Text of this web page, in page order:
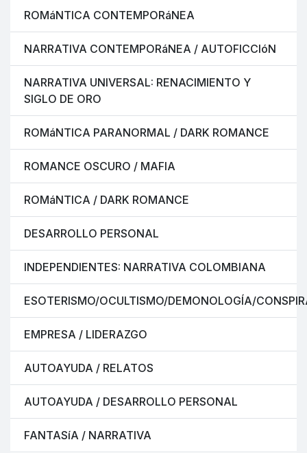
ROMáNTICA CONTEMPORáNEA
NARRATIVA CONTEMPORáNEA / AUTOFICCIóN
NARRATIVA UNIVERSAL: RENACIMIENTO Y
SIGLO DE ORO
ROMáNTICA PARANORMAL / DARK ROMANCE
ROMANCE OSCURO / MAFIA
ROMáNTICA / DARK ROMANCE
DESARROLLO PERSONAL
INDEPENDIENTES: NARRATIVA COLOMBIANA
ESOTERISMO/OCULTISMO/DEMONOLOGÍA/
EMPRESA / LIDERAZGO
AUTOAYUDA / RELATOS
AUTOAYUDA / DESARROLLO PERSONAL
FANTASíA / NARRATIVA